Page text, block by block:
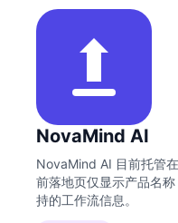
NovaMind AI
NovaMind AI 目前托管
前落地页仅显示产品名
持的工作流信息。